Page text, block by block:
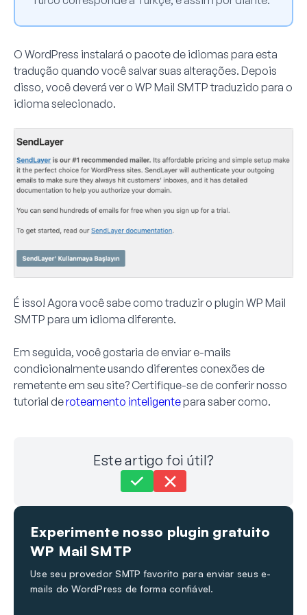
O WordPress instalará o pacote de idiomas para esta
tradução quando você salvar suas alterações. Depois
disso, você deverá ver o WP Mail SMTP traduzido para o
idioma selecionado.
É isso! Agora você sabe como traduzir o plugin WP Mail
SMTP para um idioma diferente.
Em seguida, você gostaria de enviar e-mails
condicionalmente usando diferentes conexões de
remetente em seu site? Certifique-se de conferir nosso
tutorial deroteamento inteligentepara saber como.
Este artigo foi útil?
Ainda com problemas?
Última atualização em 30 de nov. de 2023
Experimente nosso plugin gratuito
WP Mail SMTP
Use seu provedor SMTP favorito para enviar seus e-
mails do WordPress de forma confiável.